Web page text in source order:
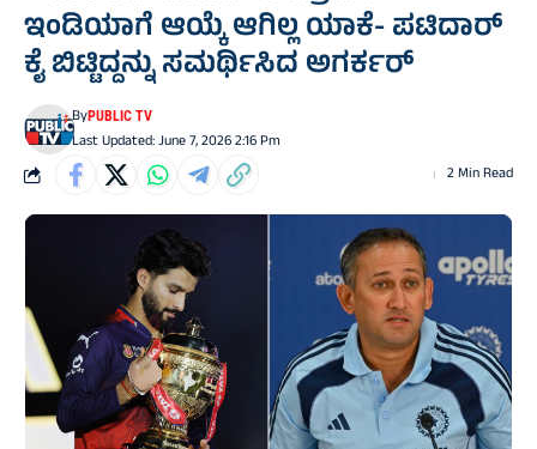
ಇಂಡಿಯಾಗೆ ಆಯ್ಕೆ ಆಗಿಲ್ಲ ಯಾಕೆ- ಪಟಿದಾರ್
ಕೈ ಬಿಟ್ಟಿದ್ದನ್ನು ಸಮರ್ಥಿಸಿದ ಅಗರ್ಕರ್‌
Last Updated: June 7, 2026 2:16 Pm
ByPUBLIC TV
2 Min Read